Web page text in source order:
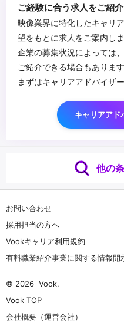
設計できる方
・クリエイティブの美しさと
メント）を両立できる方
・撮影現場でのトラブルにも
・マーケティング、PR、採用
設的に議論し合意形成できる方
...
ご経験に合う求人をご紹介
映像業界に特化したキャリ
望をもとに求人をご案内しま
企業の募集状況によっては
ご紹介できる場合もあります
まずはキャリアアドバイザ
キャリアアド
他の
お問い合わせ
採用担当の方へ
Vookキャリア利用規約
有料職業紹介事業に関する情報開
© 2026 Vook.
Vook TOP
会社概要（運営会社）